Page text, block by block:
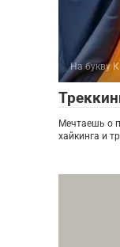
На букву К
Мечтаешь о
хайкинга и